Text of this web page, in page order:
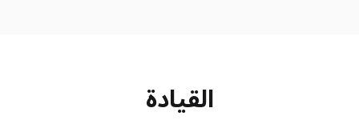
القيادة